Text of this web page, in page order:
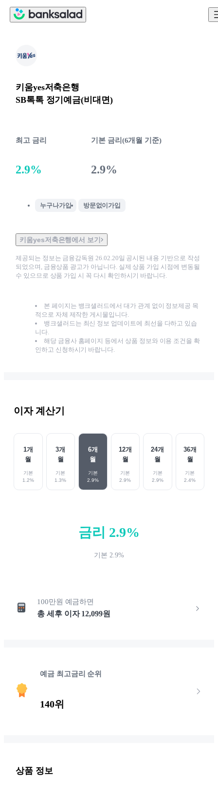
키움yes저축은행
SB톡톡 정기예금(비대면)
최고 금리
2.9%
기본 금리(6개월 기준)
2.9%
누구나가입 방문없이가입
키움yes저축은행에서 보기
제공되는 정보는 금융감독원26.02.20일 공시된 내용 기반으로 작성
되었으며, 금융상품 광고가 아닙니다. 실제 상품 가입 시점에 변동될
수 있으므로 상품 가입 시 꼭 다시 확인하시기 바랍니다.
본 페이지는 뱅크샐러드에서 대가 관계 없이 정보제공 목
적으로 자체 제작한 게시물입니다.
뱅크샐러드는 최신 정보 업데이트에 최선을 다하고 있습
니다.
해당 금융사 홈페이지 등에서 상품 정보와 이용 조건을 확
인하고 신청하시기 바랍니다.
이자 계산기
1개
월
기본
1.2%
3개
월
기본
1.3%
6개
월
기본
2.9%
12개
월
기본
2.9%
24개
월
기본
2.9%
36개
월
기본
2.4%
금리 2.9%
기본2.9%
100만원 예금하면
총 세후 이자12,099원
예금 최고금리 순위
140위
상품 정보